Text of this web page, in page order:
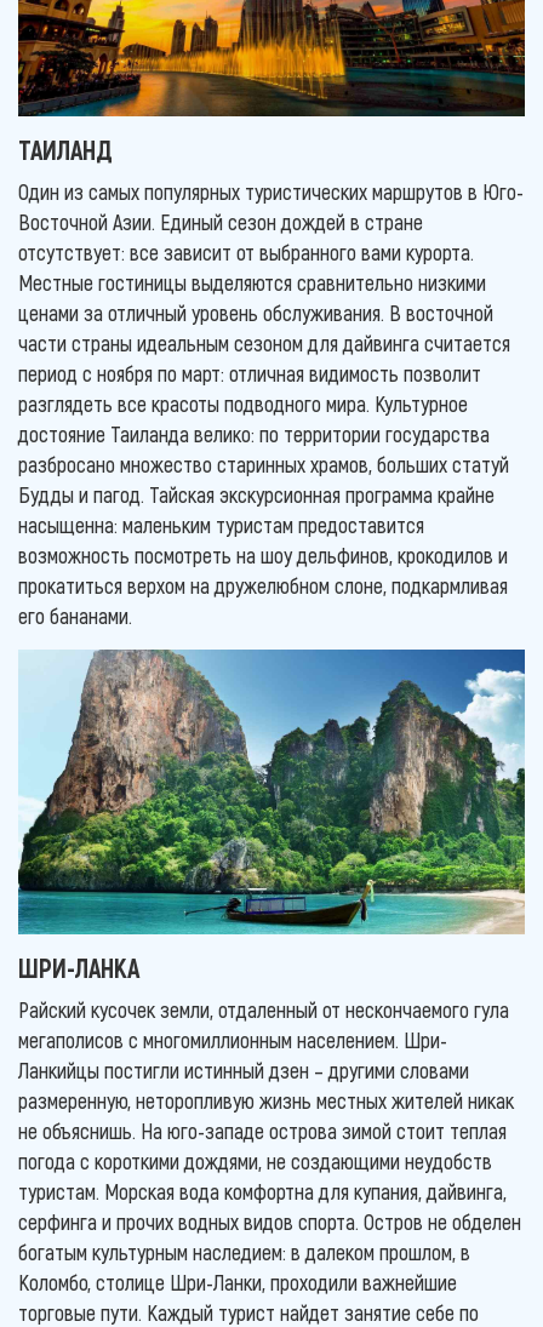
ТАИЛАНД
Один из самых популярных туристических маршрутов в Юго-
Восточной Азии. Единый сезон дождей в стране
отсутствует: все зависит от выбранного вами курорта.
Местные гостиницы выделяются сравнительно низкими
ценами за отличный уровень обслуживания. В восточной
части страны идеальным сезоном для дайвинга считается
период с ноября по март: отличная видимость позволит
разглядеть все красоты подводного мира. Культурное
достояние Таиланда велико: по территории государства
разбросано множество старинных храмов, больших статуй
Будды и пагод. Тайская экскурсионная программа крайне
насыщенна: маленьким туристам предоставится
возможность посмотреть на шоу дельфинов, крокодилов и
прокатиться верхом на дружелюбном слоне, подкармливая
его бананами.
ШРИ-ЛАНКА
Райский кусочек земли, отдаленный от нескончаемого гула
мегаполисов с многомиллионным населением. Шри-
Ланкийцы постигли истинный дзен – другими словами
размеренную, неторопливую жизнь местных жителей никак
не объяснишь. На юго-западе острова зимой стоит теплая
погода с короткими дождями, не создающими неудобств
туристам. Морская вода комфортна для купания, дайвинга,
серфинга и прочих водных видов спорта. Остров не обделен
богатым культурным наследием: в далеком прошлом, в
Коломбо, столице Шри-Ланки, проходили важнейшие
торговые пути. Каждый турист найдет занятие себе по